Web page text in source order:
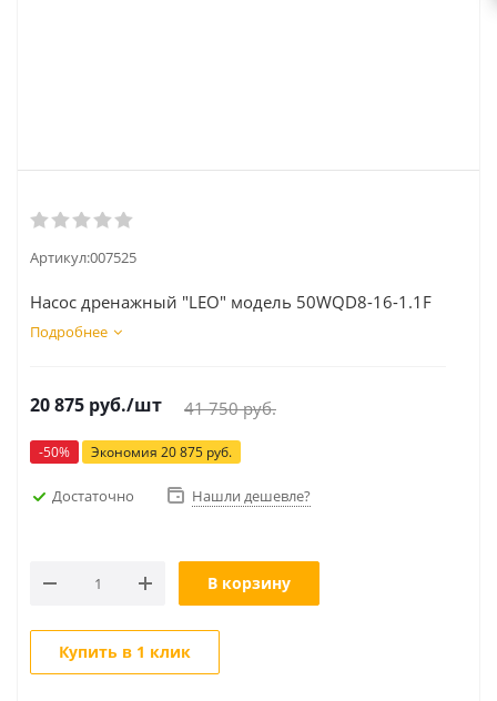
Артикул:007525
Насос дренажный "LEO" модель 50WQD8-16-1.1F
Подробнее
20 875 руб./шт 41 750руб.
-50% Экономия 20 875 руб.
Достаточно Нашли дешевле?
В корзину
Купить в 1 клик